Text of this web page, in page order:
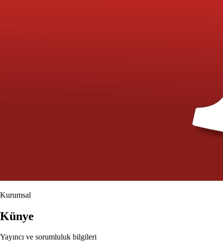
Kurumsal
Künye
Yayıncı ve sorumluluk bilgileri